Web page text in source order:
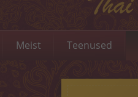
Meist Teenused